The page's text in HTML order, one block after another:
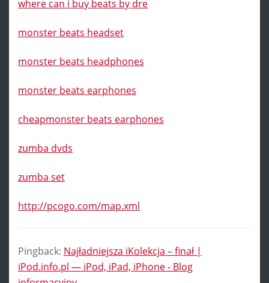
where can i buy beats by dre
monster beats headset
monster beats headphones
monster beats earphones
cheapmonster beats earphones
zumba dvds
zumba set
http://pcogo.com/map.xml
Pingback: Najładniejsza iKolekcja – finał |
iPod.info.pl — iPod, iPad, iPhone - Blog